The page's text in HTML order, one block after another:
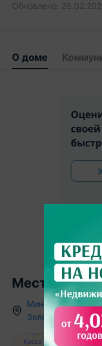
Обновлено:
О доме
Минская область,
Зелёная